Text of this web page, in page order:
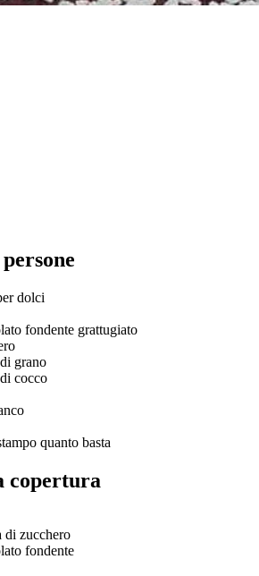
dolci
fondente grattugiato
grano
cocco
quanto basta
copertura
di zucchero
fondente